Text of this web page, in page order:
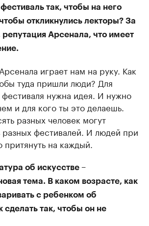
так, чтобы на него
откликнулись лекторы? За
репутация Арсенала, что имеет
играет нам на руку. Как
туда пришли люди? Для
фестиваля нужна идея. И нужно
и для кого ты это делаешь.
разных человек могут
разных фестивалей. И людей при
на каждый.
об искусстве –
тема. В каком возрасте, как
с ребенком об
сделать так, чтобы он не